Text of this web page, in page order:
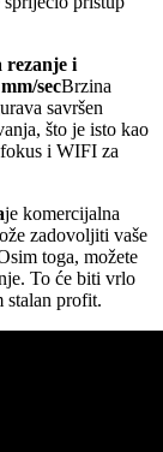
rezanje i
secBrzina
savršen
što je isto kao
i WIFI za
je komercijalna
zadovoljiti vaše
toga, možete
To će biti vrlo
stalan profit.